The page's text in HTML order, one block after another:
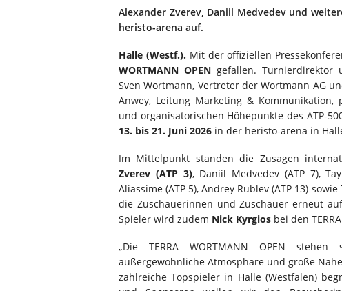
Alexander Zverev, Daniil Medvedev und
heristo-arena auf.
Halle (Westf.).Mit der offiziellen
WORTMANN OPEN gefallen. Turnierdirektor
Sven Wortmann, Vertreter der Wortmann AG
Anwey, Leitung Marketing &
und organisatorischen Höhepunkte des ATP-
13. bis 21. Juni 2026 in der heristo-arena in
Im Mittelpunkt standen die Zusagen
Zverev (ATP 3), Daniil Medvedev (ATP 7),
Aliassime (ATP 5), Andrey Rublev (ATP 13)
die Zuschauerinnen und Zuschauer erneut
Spieler wird zudem Nick Kyrgios bei den
„Die TERRA WORTMANN OPEN
außergewöhnliche Atmosphäre und große
zahlreiche Topspieler in Halle (Westfalen)